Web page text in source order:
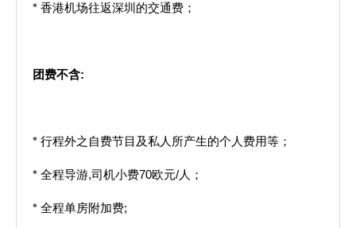
* 香港机场往返深圳的交通费；
团费不含:
* 行程外之自费节目及私人所产生的个人费用等；
* 全程导游,司机小费70欧元/人；
* 全程单房附加费;